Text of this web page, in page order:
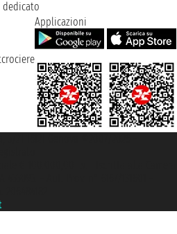
Applicazioni